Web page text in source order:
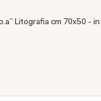
Litografia cm 70x50 - in